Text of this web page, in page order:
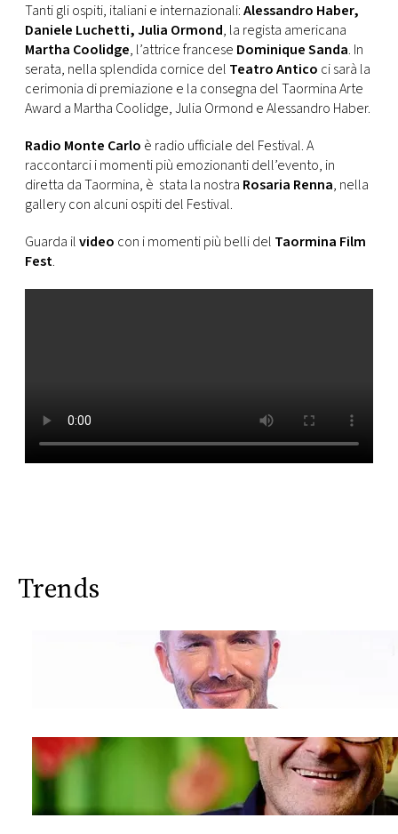
Tanti gli ospiti, italiani e internazionali:Alessandro Haber,
Daniele Luchetti, Julia Ormond, la regista americana
Martha Coolidge, l’attrice francese Dominique Sanda. In
serata, nella splendida cornice del Teatro Antico ci sarà la
cerimonia di premiazione e la consegna del Taormina Arte
Award a Martha Coolidge, Julia Ormond e Alessandro Haber.
Radio Monte Carlo è radio ufficiale del Festival. A
raccontarci i momenti più emozionanti dell’evento, in
diretta da Taormina, è stata la nostra Rosaria Renna, nella
gallery con alcuni ospiti del Festival.
Guarda ilvideo con i momenti più belli del Taormina Film
Fest.
Trends